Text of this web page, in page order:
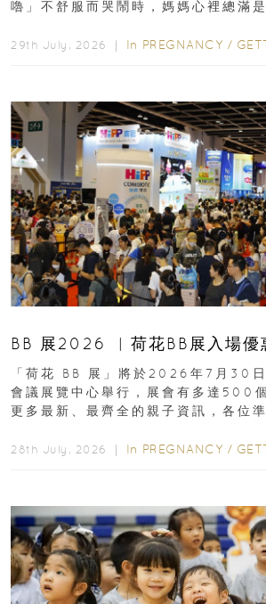
嚕」不舒服而哭鬧時，媽媽心裡總滿
29th July, 2026 ｜ In PREGNANCY /
BB 展2026 ︳荷花BB展入場優
「荷花 BB 展」將於2026年7月30
會議展覽中心舉行，展會有多達500
更多最新、最齊全的親子資訊，各位
28th July, 2026 ｜ In PREGNANCY /